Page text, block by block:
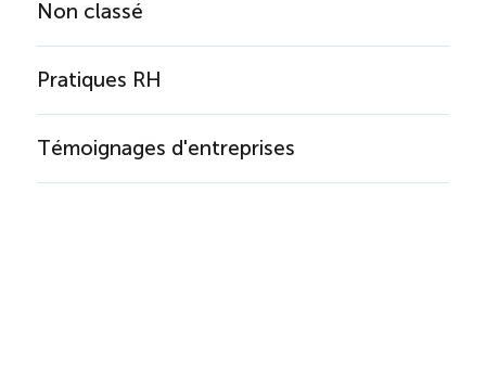
Non classé
Pratiques RH
Témoignages d'entreprises